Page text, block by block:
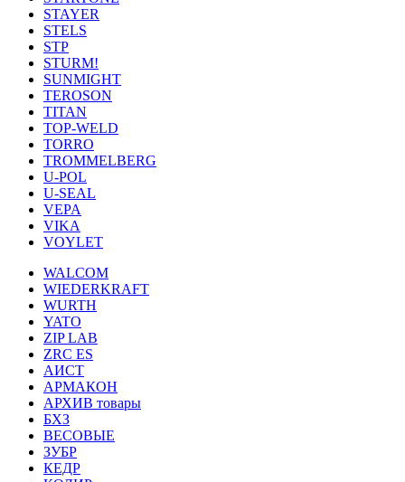
STAYER
STELS
STP
STURM!
SUNMIGHT
TEROSON
TITAN
TOP-WELD
TORRO
TROMMELBERG
U-POL
U-SEAL
VEPA
VIKA
VOYLET
WALCOM
WIEDERKRAFT
WURTH
YATO
ZIP LAB
ZRC ES
АИСТ
АРМАКОН
АРХИВ товары
БХЗ
ВЕСОВЫЕ
ЗУБР
КЕДР